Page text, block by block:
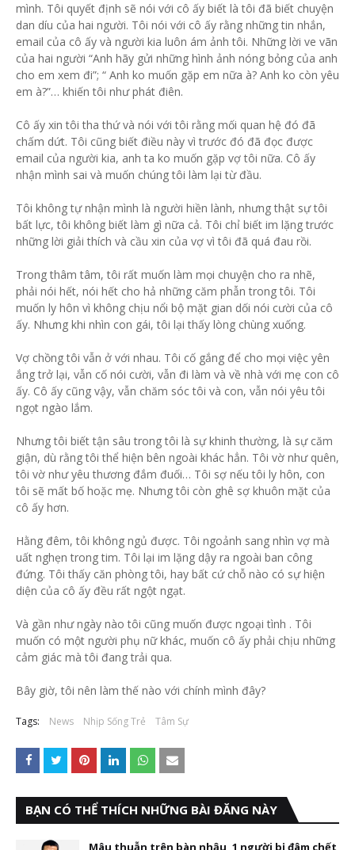
mình. Tôi quyết định sẽ nói với cô ấy biết là tôi đã biết chuyện
dan díu của hai người. Tôi nói với cô ấy rằng những tin nhắn,
email của cô ấy và người kia luôn ám ảnh tôi. Những lời ve vãn
của hai người “Anh hãy gửi những hình ảnh nóng bỏng của anh
cho em xem đi”; “ Anh ko muốn gặp em nữa à? Anh ko còn yêu
em à?”… khiến tôi như phát điên.
Cô ấy xin tôi tha thứ và nói với tôi rằng mối quan hệ đó đã
chấm dứt. Tôi cũng biết điều này vì trước đó đã đọc được
email của người kia, anh ta ko muốn gặp vợ tôi nữa. Cô ấy
nhận mình sai và muốn chúng tôi làm lại từ đầu.
Tôi không tự nhận mình là người hiền lành, nhưng thật sự tôi
bất lực, tôi không biết làm gì nữa cả. Tôi chỉ biết im lặng trước
những lời giải thích và cầu xin của vợ vì tôi đã quá đau rồi.
Trong thâm tâm, tôi rất muốn làm mọi chuyện cho ra nhẽ,
phải nói hết, nói hết cho hả những căm phẫn trong tôi. Tôi
muốn ly hôn vì không chịu nổi bộ mặt gian dối nói cười của cô
ấy. Nhưng khi nhìn con gái, tôi lại thấy lòng chùng xuống.
Vợ chồng tôi vẫn ở với nhau. Tôi cố gắng để cho mọi việc yên
ắng trở lại, vẫn cố nói cười, vẫn đi làm và về nhà với mẹ con cô
ấy. Cô ấy cũng vậy, vẫn chăm sóc tôi và con, vẫn nói yêu tôi
ngọt ngào lắm.
Nhưng tôi biết tận sâu trong tôi là sự khinh thường, là sự căm
giận, dù rằng tôi thể hiện bên ngoài khác hẳn. Tôi vờ như quên,
tôi vờ như yêu thương đắm đuối… Tôi sợ nếu tôi ly hôn, con
tôi sẽ mất bố hoặc mẹ. Nhưng tôi còn ghê sợ khuôn mặt của
cô ấy hơn.
Hằng đêm, tôi không ngủ được. Tôi ngoảnh sang nhìn vợ mà
uất nghẹn trong tim. Tôi lại im lặng dậy ra ngoài ban công
đứng. Tôi thấy căn phòng tôi, hay bất cứ chỗ nào có sự hiện
diện của cô ấy đều rất ngột ngạt.
Và gần như ngày nào tôi cũng muốn được ngoại tình . Tôi
muốn có một người phụ nữ khác, muốn cô ấy phải chịu những
cảm giác mà tôi đang trải qua.
Bây giờ, tôi nên làm thế nào với chính mình đây?
Tags: News Nhịp Sống Trẻ Tâm Sự
BẠN CÓ THỂ THÍCH NHỮNG BÀI ĐĂNG NÀY
Mâu thuẫn trên bàn nhậu, 1 người bị đâm chết